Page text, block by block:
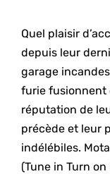
Quel plaisir
depuis leur
garage
furie fusionnent
réputation de
précède et leur
indélébiles.
(Tune in Turn